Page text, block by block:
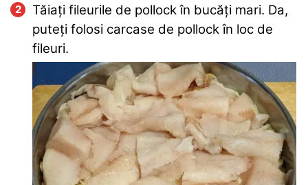
Tăiați fileurile de pollock în bucăți mari. Da,
puteți folosi carcase de pollock în loc de
fileuri.